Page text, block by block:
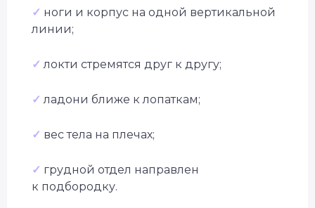
✓ ноги и корпус на одной вертикальной
линии;
✓ локти стремятся друг к другу;
✓ ладони ближе к лопаткам;
✓ вес тела на плечах;
✓ грудной отдел направлен
к подбородку.